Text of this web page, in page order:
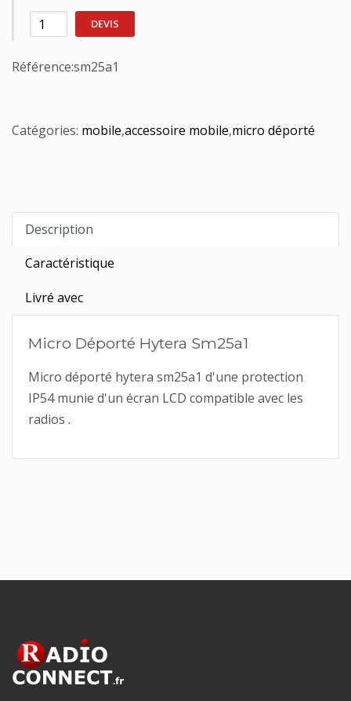
DEVIS
Référence:sm25a1
Catégories: mobile,accessoire mobile,micro déporté
Description
Caractéristique
Livré avec
Micro Déporté Hytera Sm25a1
Micro déporté hytera sm25a1 d'une protection
IP54 munie d'un écran LCD compatible avec les
radios .